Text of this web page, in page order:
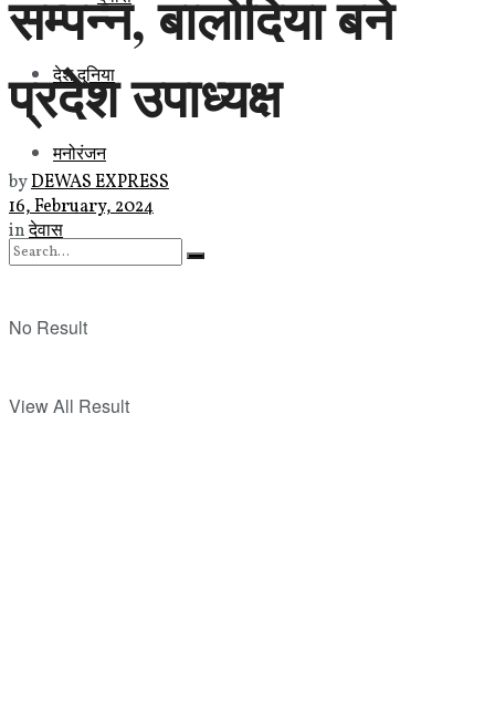
देश दुनिया
मनोरंजन
No Result
View All Result
सम्पन्न, बालोदिया बने
प्रदेश उपाध्यक्ष
byDEWAS EXPRESS
16, February, 2024
inदेवास